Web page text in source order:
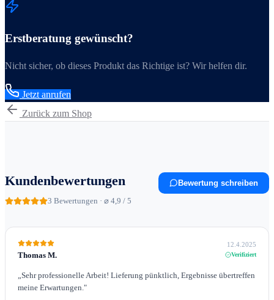
Erstberatung gewünscht?
Nicht sicher, ob dieses Produkt das Richtige ist? Wir helfen dir.
Jetzt anrufen
Zurück zum Shop
Kundenbewertungen
3 Bewertungen · ⌀ 4,9 / 5
Bewertung schreiben
Thomas M.
12.4.2025
Verifiziert
Sehr professionelle Arbeit! Lieferung pünktlich, Ergebnisse übertreffen
meine Erwartungen. "